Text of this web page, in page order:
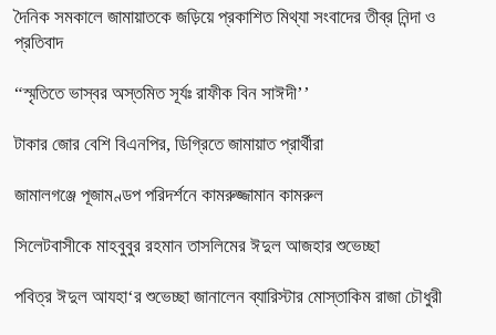
দৈনিক সমকালে জামায়াতকে জড়িয়ে প্রকাশিত মিথ্যা সংবাদের তীব্র নিন্দা ও
প্রতিবাদ
“স্মৃতিতে ভাস্বর অস্তমিত সূর্যঃ রাফীক বিন সাঈদী’’
টাকার জোর বেশি বিএনপির, ডিগ্রিতে জামায়াত প্রার্থীরা
জামালগঞ্জে পূজামণ্ডপ পরিদর্শনে কামরুজ্জামান কামরুল
সিলেটবাসীকে মাহবুবুর রহমান তাসলিমের ঈদুল আজহার শুভেচ্ছা
পবিত্র ঈদুল আযহা‘র শুভেচ্ছা জানালেন ব্যারিস্টার মোস্তাকিম রাজা চৌধুরী